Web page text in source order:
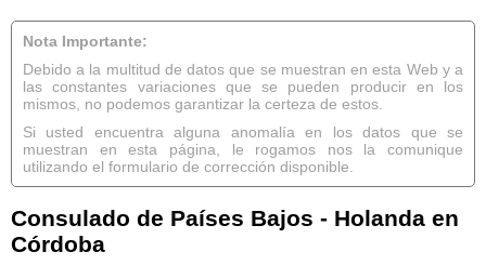
Nota Importante:
Debido a la multitud de datos que se muestran en esta Web y a
las constantes variaciones que se pueden producir en los
mismos, no podemos garantizar la certeza de estos.
Si usted encuentra alguna anomalía en los datos que se
muestran en esta página, le rogamos nos la comunique
utilizando el formulario de corrección disponible.
Consulado de Países Bajos - Holanda en
Córdoba